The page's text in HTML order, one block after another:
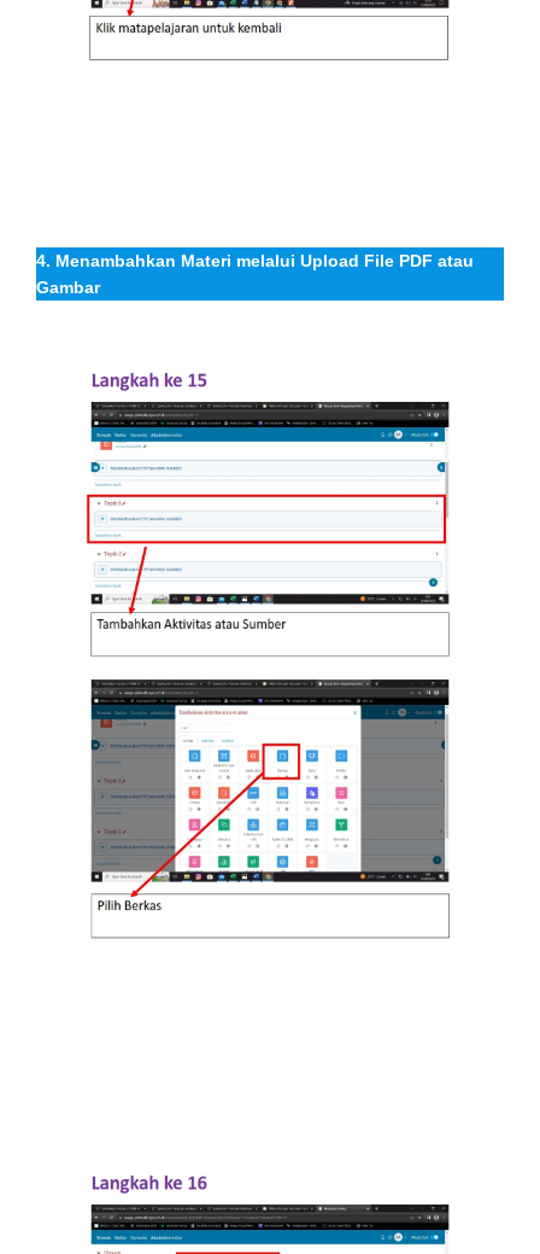
4. Menambahkan Materi melalui Upload File PDF atau
Gambar